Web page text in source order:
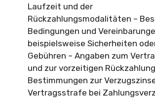
Laufzeit und der
Rückzahlungsmodalitäten –
Bedingungen und
beispielsweise Sicherheiten
Gebühren – Angaben zum
und zur vorzeitigen
Bestimmungen zur
Vertragsstrafe bei